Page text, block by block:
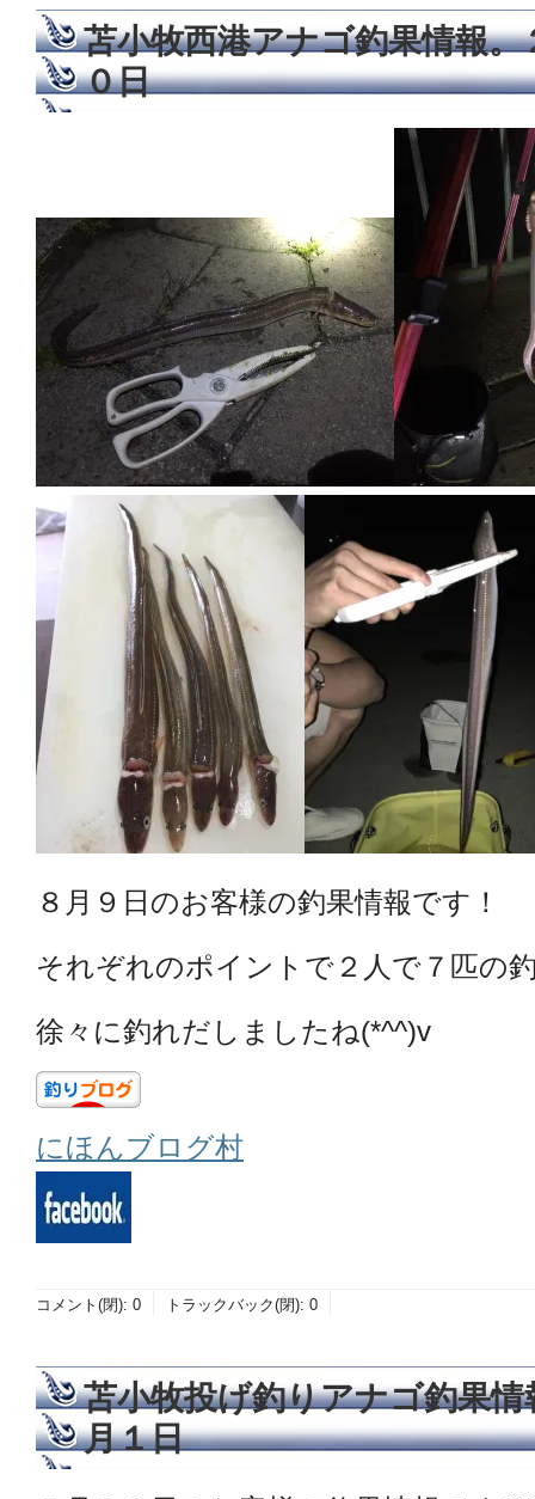
苫小牧西港アナゴ釣果情報。
０日
８月９日のお客様の釣果情報です！
それぞれのポイントで２人で７匹の
徐々に釣れだしましたね(*^^)v
にほんブログ村
コメント(閉): 0 トラックバック(閉): 0
苫小牧投げ釣りアナゴ釣果
月１日